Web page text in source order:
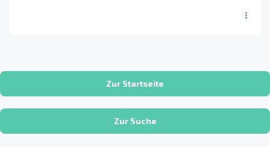
Zur Startseite
Zur Suche